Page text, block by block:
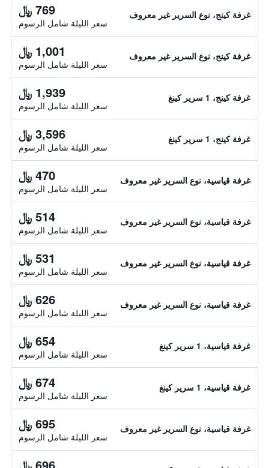
غرفة كينج، نوع السرير غير معروف 769 ﷼
سعر الليلة شامل الرسوم
غرفة كينج، نوع السرير غير معروف 1,001 ﷼
سعر الليلة شامل الرسوم
غرفة كينج، 1 سرير كينغ 1,939 ﷼
سعر الليلة شامل الرسوم
غرفة كينج، 1 سرير كينغ 3,596 ﷼
سعر الليلة شامل الرسوم
غرفة قياسية، نوع السرير غير معروف 470 ﷼
سعر الليلة شامل الرسوم
غرفة قياسية، نوع السرير غير معروف 514 ﷼
سعر الليلة شامل الرسوم
غرفة قياسية، نوع السرير غير معروف 531 ﷼
سعر الليلة شامل الرسوم
غرفة قياسية، نوع السرير غير معروف 626 ﷼
سعر الليلة شامل الرسوم
غرفة قياسية، 1 سرير كينغ 654 ﷼
سعر الليلة شامل الرسوم
غرفة قياسية، 1 سرير كينغ 674 ﷼
سعر الليلة شامل الرسوم
غرفة قياسية، نوع السرير غير معروف 695 ﷼
سعر الليلة شامل الرسوم